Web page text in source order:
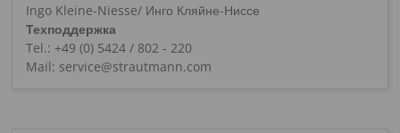
Ingo Kleine-Niesse/ Инго Кляйне-Ниссе
Техподдержка
Tel.: +49 (0) 5424 / 802 - 220
Mail: service@strautmann.com